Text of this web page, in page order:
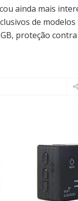
ainda mais
de
proteção